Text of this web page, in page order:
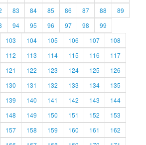
83 84 85 86 87 88
89
94 95 96 97 98
99
103 104 105 106 107
108
112 113 114 115 116
117
121 122 123 124 125
126
130 131 132 133 134
135
139 140 141 142 143
144
148 149 150 151 152
153
157 158 159 160 161
162